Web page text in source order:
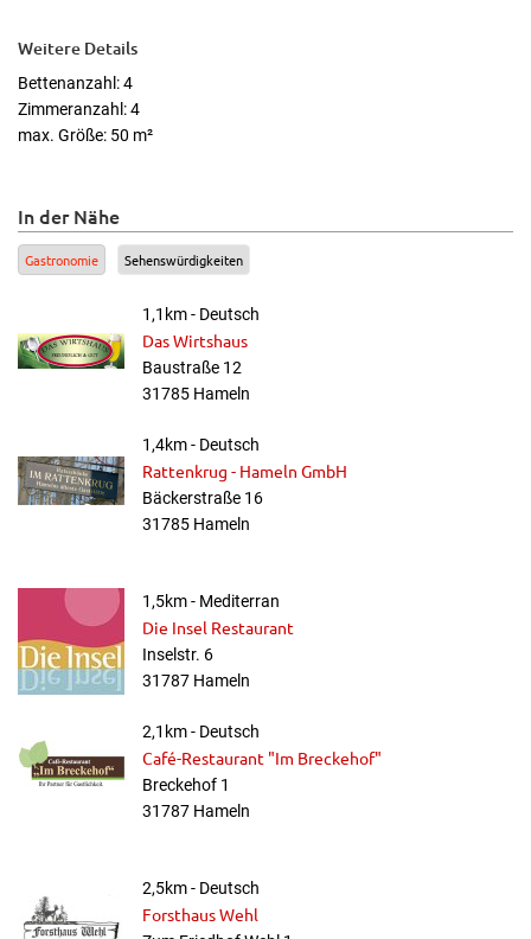
Weitere Details
Bettenanzahl: 4
Zimmeranzahl: 4
max. Größe: 50 m²
In der Nähe
Gastronomie Sehenswürdigkeiten
1,1km - Deutsch
Das Wirtshaus
Baustraße 12
31785 Hameln
1,4km - Deutsch
Rattenkrug - Hameln GmbH
Bäckerstraße 16
31785 Hameln
1,5km - Mediterran
Die Insel Restaurant
Inselstr. 6
31787 Hameln
2,1km - Deutsch
Café-Restaurant "Im Breckehof"
Breckehof 1
31787 Hameln
2,5km - Deutsch
Forsthaus Wehl